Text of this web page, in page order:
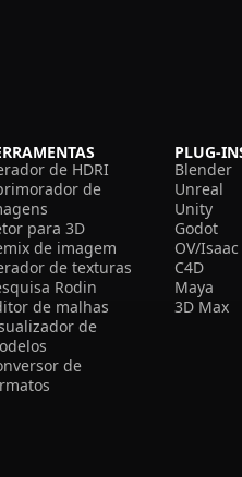
de HDRI
de
para 3D
de imagem
de texturas
Rodin
de malhas
de
de
PLUG-
Blender
Unreal
Unity
Godot
OV/Isaac
C4D
Maya
3D Max